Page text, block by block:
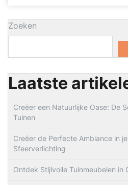
Zoeken
Laatste
Creëer een Natuurlijke Oase: De
Tuinen
Creëer de Perfecte Ambiance in
Sfeerverlichting
Ontdek Stijlvolle Tuinmeubelen in